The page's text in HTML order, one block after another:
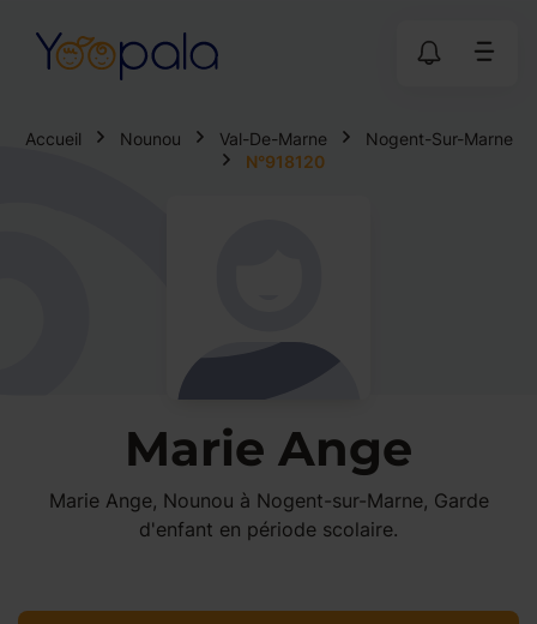
Accueil Nounou Val-De-Marne
Nogent-Sur-Marne
N°918120
Marie Ange
Marie Ange, Nounou à Nogent-sur-Marne, Garde
d'enfant en période scolaire.